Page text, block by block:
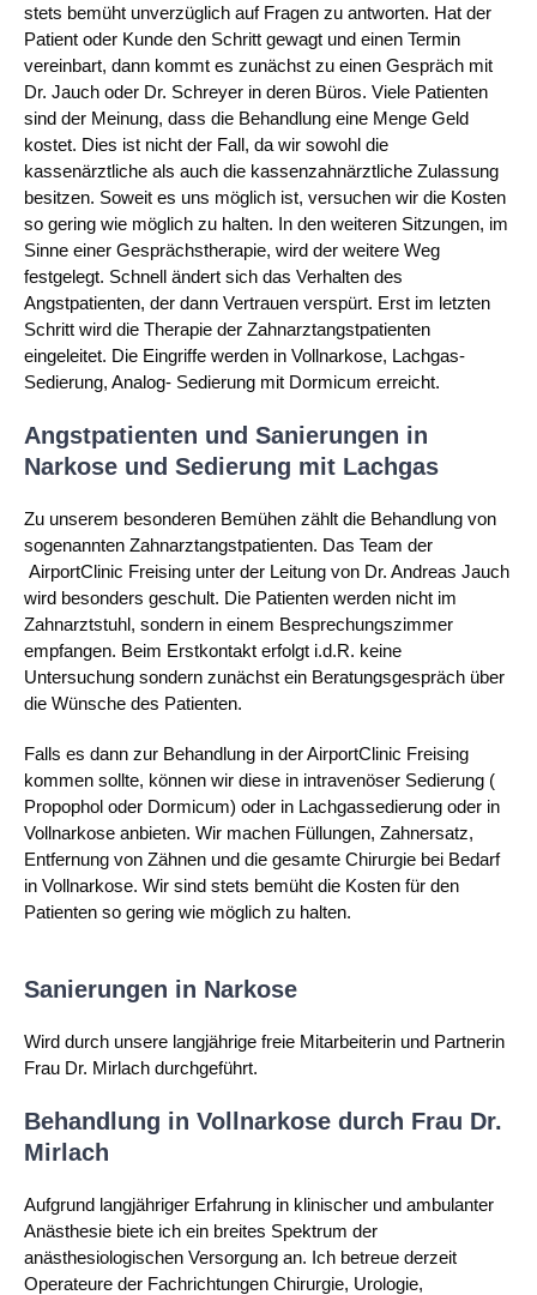
stets bemüht unverzüglich auf Fragen zu antworten. Hat der
Patient oder Kunde den Schritt gewagt und einen Termin
vereinbart, dann kommt es zunächst zu einen Gespräch mit
Dr. Jauch oder Dr. Schreyer in deren Büros. Viele Patienten
sind der Meinung, dass die Behandlung eine Menge Geld
kostet. Dies ist nicht der Fall, da wir sowohl die
kassenärztliche als auch die kassenzahnärztliche Zulassung
besitzen. Soweit es uns möglich ist, versuchen wir die Kosten
so gering wie möglich zu halten. In den weiteren Sitzungen, im
Sinne einer Gesprächstherapie, wird der weitere Weg
festgelegt. Schnell ändert sich das Verhalten des
Angstpatienten, der dann Vertrauen verspürt. Erst im letzten
Schritt wird die Therapie der Zahnarztangstpatienten
eingeleitet. Die Eingriffe werden in Vollnarkose, Lachgas-
Sedierung, Analog- Sedierung mit Dormicum erreicht.
Angstpatienten und Sanierungen in
Narkose und Sedierung mit Lachgas
Zu unserem besonderen Bemühen zählt die Behandlung von
sogenannten Zahnarztangstpatienten. Das Team der
AirportClinic Freising unter der Leitung von Dr. Andreas Jauch
wird besonders geschult. Die Patienten werden nicht im
Zahnarztstuhl, sondern in einem Besprechungszimmer
empfangen. Beim Erstkontakt erfolgt i.d.R. keine
Untersuchung sondern zunächst ein Beratungsgespräch über
die Wünsche des Patienten.
Falls es dann zur Behandlung in der AirportClinic Freising
kommen sollte, können wir diese in intravenöser Sedierung (
Propophol oder Dormicum) oder in Lachgassedierung oder in
Vollnarkose anbieten. Wir machen Füllungen, Zahnersatz,
Entfernung von Zähnen und die gesamte Chirurgie bei Bedarf
in Vollnarkose. Wir sind stets bemüht die Kosten für den
Patienten so gering wie möglich zu halten.
Sanierungen in Narkose
Wird durch unsere langjährige freie Mitarbeiterin und Partnerin
Frau Dr. Mirlach durchgeführt.
Behandlung in Vollnarkose durch Frau Dr.
Mirlach
Aufgrund langjähriger Erfahrung in klinischer und ambulanter
Anästhesie biete ich ein breites Spektrum der
anästhesiologischen Versorgung an. Ich betreue derzeit
Operateure der Fachrichtungen Chirurgie, Urologie,